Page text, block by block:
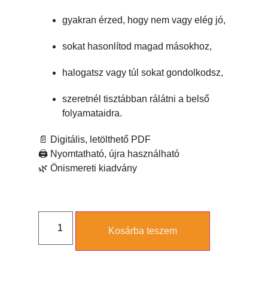
gyakran érzed, hogy nem vagy elég jó,
sokat hasonlítod magad másokhoz,
halogatsz vagy túl sokat gondolkodsz,
szeretnél tisztábban rálátni a belső
folyamataidra.
📄 Digitális, letölthető PDF
🖨️ Nyomtatható, újra használható
🌿 Önismereti kiadvány
Kosárba teszem